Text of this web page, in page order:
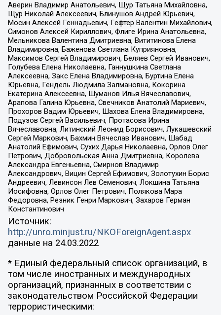
Аверин Владимир Анатольевич, Щур Татьяна Михайловна,
Щур Николай Алексеевич, Блинушов Андрей Юрьевич,
Мосин Алексей Геннадьевич, Гефтер Валентин Михайлович,
Симонов Алексей Кириллович, Флиге Ирина Анатольевна,
Мельникова Валентина Дмитриевна, Вититинова Елена
Владимировна, Баженова Светлана Куприяновна,
Максимов Сергей Владимирович, Беляев Сергей Иванович,
Голубева Елена Николаевна, Ганнушкина Светлана
Алексеевна, Закс Елена Владимировна, Буртина Елена
Юрьевна, Гендель Людмила Залмановна, Кокорина
Екатерина Алексеевна, Шуманов Илья Вячеславович,
Арапова Галина Юрьевна, Свечников Анатолий Мариевич,
Прохоров Вадим Юрьевич, Шахова Елена Владимировна,
Подузов Сергей Васильевич, Протасова Ирина
Вячеславовна, Литинский Леонид Борисович, Лукашевский
Сергей Маркович, Бахмин Вячеслав Иванович, Шабад
Анатолий Ефимович, Сухих Дарья Николаевна, Орлов Олег
Петрович, Добровольская Анна Дмитриевна, Королева
Александра Евгеньевна, Смирнов Владимир
Александрович, Вицин Сергей Ефимович, Золотухин Борис
Андреевич, Левинсон Лев Семенович, Локшина Татьяна
Иосифовна, Орлов Олег Петрович, Полякова Мара
Федоровна, Резник Генри Маркович, Захаров Герман
Константинович
Источник:
http://unro.minjust.ru/NKOForeignAgent.aspx
данные на 24.03.2022
* Единый федеральный список организаций, в
том числе иностранных и международных
организаций, признанных в соответствии с
законодательством Российской Федерации
террористическими: